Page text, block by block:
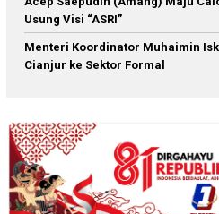
Usung Visi “ASRI”
Menteri Koordinator Muhaimin
Cianjur ke Sektor Formal